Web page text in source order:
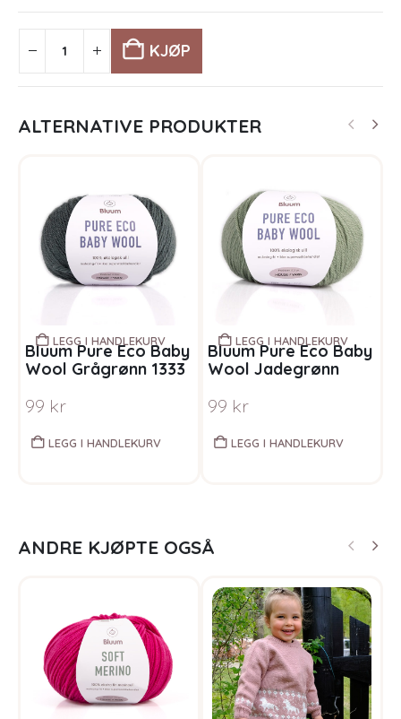
KJØP
ALTERNATIVE PRODUKTER
LEGG I HANDLEKURV
Bluum Pure Eco Baby
Wool Grågrønn 1333
99 kr
LEGG I HANDLEKURV
LEGG I HANDLEKURV
Bluum Pure Eco Baby
Wool Jadegrønn
99 kr
LEGG I HANDLEKURV
ANDRE KJØPTE OGSÅ